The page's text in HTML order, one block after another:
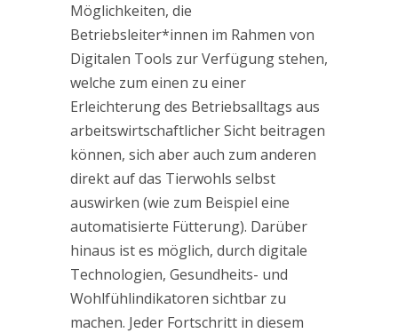
Möglichkeiten, die
Betriebsleiter*innen im Rahmen von
Digitalen Tools zur Verfügung stehen,
welche zum einen zu einer
Erleichterung des Betriebsalltags aus
arbeitswirtschaftlicher Sicht beitragen
können, sich aber auch zum anderen
direkt auf das Tierwohls selbst
auswirken (wie zum Beispiel eine
automatisierte Fütterung). Darüber
hinaus ist es möglich, durch digitale
Technologien, Gesundheits- und
Wohlfühlindikatoren sichtbar zu
machen. Jeder Fortschritt in diesem